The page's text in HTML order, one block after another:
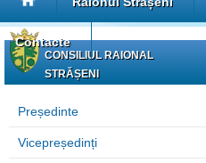
Contacte
CONSILIUL RAIONAL
STRĂȘENI
Președinte
Vicepreședinți